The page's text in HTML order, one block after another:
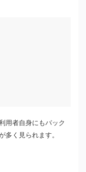
用者自身にもバック
多く見られます。